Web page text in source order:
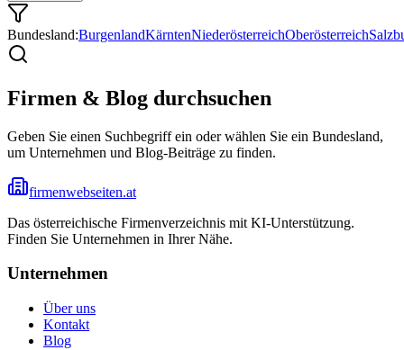
Bundesland:BurgenlandKärntenNiederösterreichOberösterreich
Firmen & Blog durchsuchen
Geben Sie einen Suchbegriff ein oder wählen Sie ein Bundesland,
um Unternehmen und Blog-Beiträge zu finden.
firmenwebseiten.at
Das österreichische Firmenverzeichnis mit KI-Unterstützung.
Finden Sie Unternehmen in Ihrer Nähe.
Unternehmen
Über uns
Kontakt
Blog